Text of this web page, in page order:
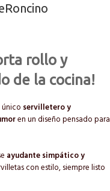
rollo y
de la cocina!
único servilletero y
en un diseño pensado para
ayudante simpático y
con estilo, siempre listo